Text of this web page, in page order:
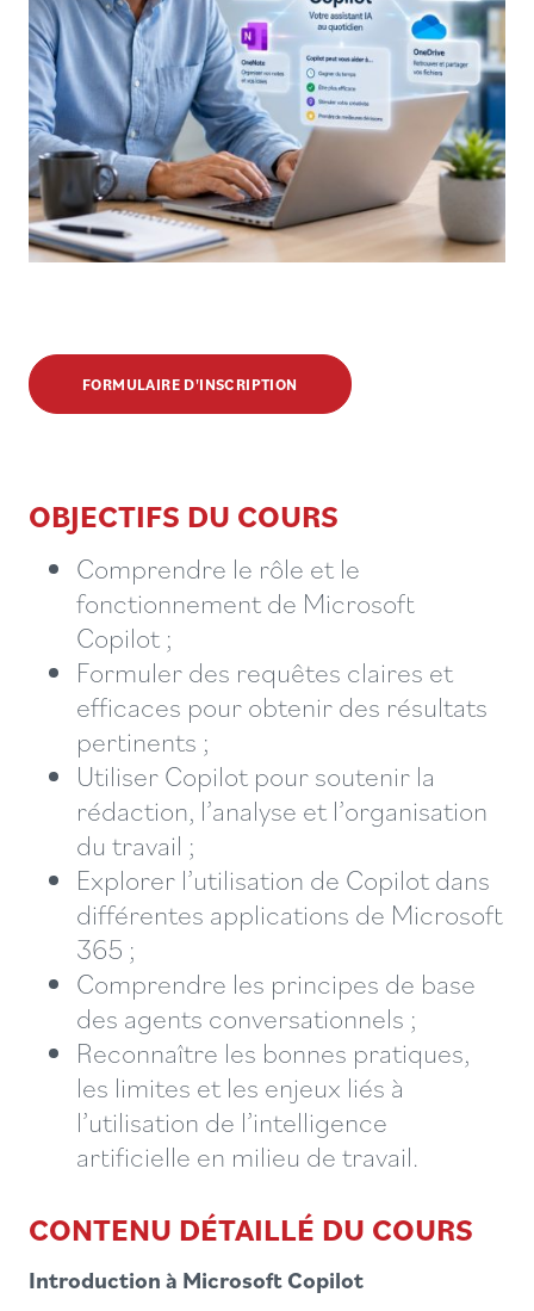
FORMULAIRE D'INSCRIPTION
OBJECTIFS DU COURS
Comprendre le rôle et le
fonctionnement de Microsoft
Copilot ;
Formuler des requêtes claires et
efficaces pour obtenir des résultats
pertinents ;
Utiliser Copilot pour soutenir la
rédaction, l’analyse et l’organisation
du travail ;
Explorer l’utilisation de Copilot dans
différentes applications de Microsoft
365 ;
Comprendre les principes de base
des agents conversationnels ;
Reconnaître les bonnes pratiques,
les limites et les enjeux liés à
l’utilisation de l’intelligence
artificielle en milieu de travail.
CONTENU DÉTAILLÉ DU COURS
Introduction à Microsoft Copilot